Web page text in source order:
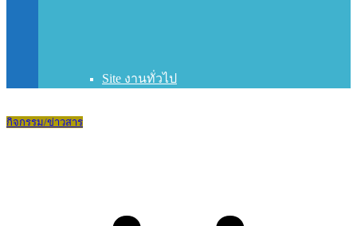
Site งานทั่วไป
กิจกรรม/ข่าวสาร